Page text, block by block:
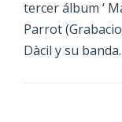
tercer álbum ‘
Parrot
Dàcil y su